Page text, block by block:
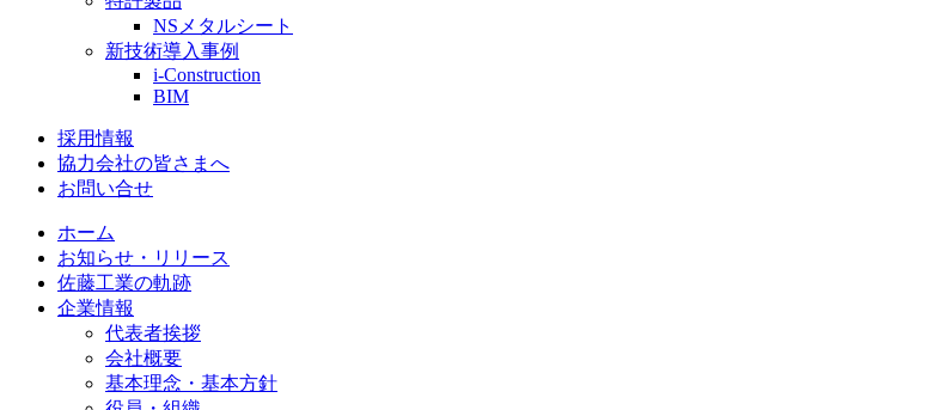
NSメタルシート
新技術導入事例
i-Construction
BIM
採用情報
協力会社の皆さまへ
お問い合せ
ホーム
お知らせ・リリース
佐藤工業の軌跡
企業情報
代表者挨拶
会社概要
基本理念・基本方針